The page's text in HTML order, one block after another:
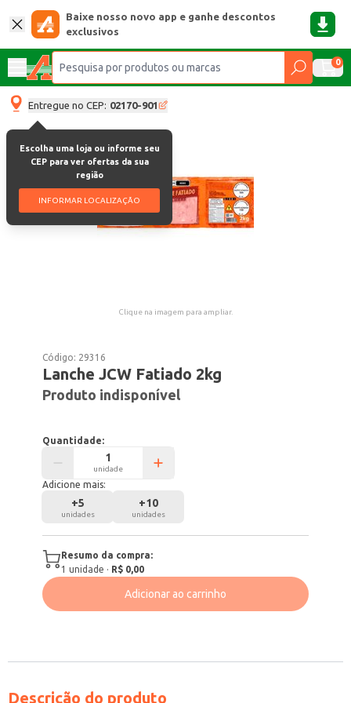
Baixe nosso novo app e ganhe descontos
exclusivos
0
Entregue no CEP: 02170-901
Escolha uma loja ou informe seu
CEP para ver ofertas da sua
região
INFORMAR LOCALIZAÇÃO
Clique na imagem para ampliar.
Código: 29316
Lanche JCW Fatiado 2kg
Produto indisponível
Quantidade:
unidade
Adicione mais:
+5
unidades
+10
unidades
Resumo da compra:
1 unidade · R$ 0,00
Adicionar ao carrinho
Descrição do produto